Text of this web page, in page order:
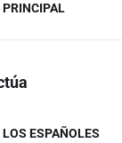
ESPAÑOLES